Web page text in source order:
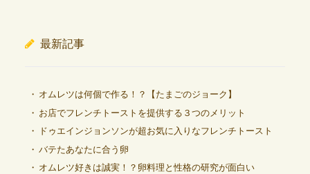
最新記事
オムレツは何個で作る！？【たまごのジョーク】
お店でフレンチトーストを提供する３つのメリット
ドゥエインジョンソンが超お気に入りなフレンチトースト
バテたあなたに合う卵
オムレツ好きは誠実！？卵料理と性格の研究が面白い